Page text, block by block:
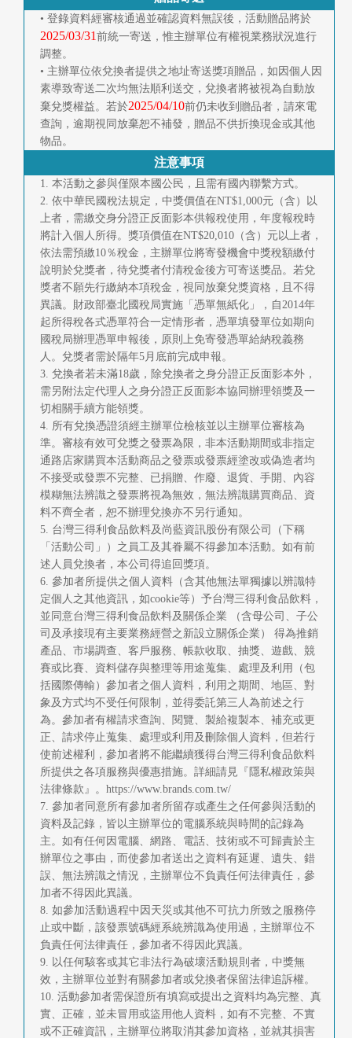
• 登錄資料經審核通過並確認資料無誤後，活動贈品將於
2025/03/31 前統一寄送，惟主辦單位有權視業務狀況進行
調整。
• 主辦單位依兌換者提供之地址寄送獎項贈品，如因個人因
素導致寄送二次均無法順利送交，兌換者將被視為自動放
棄兌獎權益。若於2025/04/10前仍未收到贈品者，請來電
查詢，逾期視同放棄恕不補發，贈品不供折換現金或其他
物品。
注意事項
1. 本活動之參與僅限本國公民，且需有國內聯繫方式。
2. 依中華民國稅法規定，中獎價值在NT$1,000元（含）以
上者，需繳交身分證正反面影本供報稅使用，年度報稅時
將計入個人所得。獎項價值在NT$20,010（含）元以上者，
依法需預繳10％稅金，主辦單位將寄發機會中獎稅額繳付
說明於兌獎者，待兌獎者付清稅金後方可寄送獎品。若兌
獎者不願先行繳納本項稅金，視同放棄兌獎資格，且不得
異議。財政部臺北國稅局實施「憑單無紙化」，自2014年
起所得稅各式憑單符合一定情形者，憑單填發單位如期向
國稅局辦理憑單申報後，原則上免寄發憑單給納稅義務
人。兌獎者需於隔年5月底前完成申報。
3. 兌換者若未滿18歲，除兌換者之身分證正反面影本外，
需另附法定代理人之身分證正反面影本協同辦理領獎及一
切相關手續方能領獎。
4. 所有兌換憑證須經主辦單位檢核並以主辦單位審核為
準。審核有效可兌獎之發票為限，非本活動期間或非指定
通路店家購買本活動商品之發票或發票經塗改或偽造者均
不接受或發票不完整、已捐贈、作廢、退貨、手開、內容
模糊無法辨識之發票將視為無效，無法辨識購買商品、資
料不齊全者，恕不辦理兌換亦不另行通知。
5. 台灣三得利食品飲料及尚藍資訊股份有限公司（下稱
「活動公司」）之員工及其眷屬不得參加本活動。如有前
述人員兌換者，本公司得追回獎項。
6. 參加者所提供之個人資料（含其他無法單獨據以辨識特
定個人之其他資訊，如cookie等）予台灣三得利食品飲料，
並同意台灣三得利食品飲料及關係企業 （含母公司、子公
司及承接現有主要業務經營之新設立關係企業） 得為推銷
產品、市場調查、客戶服務、帳款收取、抽獎、遊戲、競
賽或比賽、資料儲存與整理等用途蒐集、處理及利用（包
括國際傳輸）參加者之個人資料，利用之期間、地區、對
象及方式均不受任何限制，並得委託第三人為前述之行
為。參加者有權請求查詢、閱覽、製給複製本、補充或更
正、請求停止蒐集、處理或利用及刪除個人資料，但若行
使前述權利，參加者將不能繼續獲得台灣三得利食品飲料
所提供之各項服務與優惠措施。詳細請見『隱私權政策與
法律條款』。https://www.brands.com.tw/
7. 參加者同意所有參加者所留存或產生之任何參與活動的
資料及記錄，皆以主辦單位的電腦系統與時間的記錄為
主。如有任何因電腦、網路、電話、技術或不可歸責於主
辦單位之事由，而使參加者送出之資料有延遲、遺失、錯
誤、無法辨識之情況，主辦單位不負責任何法律責任，參
加者不得因此異議。
8. 如參加活動過程中因天災或其他不可抗力所致之服務停
止或中斷，該發票號碼經系統辨識為使用過，主辦單位不
負責任何法律責任，參加者不得因此異議。
9. 以任何駭客或其它非法行為破壞活動規則者，中獎無
效，主辦單位並對有關參加者或兌換者保留法律追訴權。
10. 活動參加者需保證所有填寫或提出之資料均為完整、真
實、正確，並未冒用或盜用他人資料，如有不完整、不實
或不正確資訊，主辦單位將取消其參加資格，並就其損害